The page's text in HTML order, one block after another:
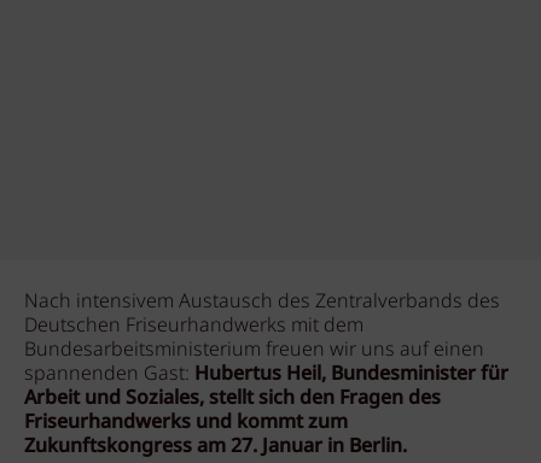
Nach intensivem Austausch des Zentralverbands des
Deutschen Friseurhandwerks mit dem
Bundesarbeitsministerium freuen wir uns auf einen
spannenden Gast: Hubertus Heil, Bundesminister für
Arbeit und Soziales, stellt sich den Fragen des
Friseurhandwerks und kommt zum
Zukunftskongress am 27. Januar in Berlin.